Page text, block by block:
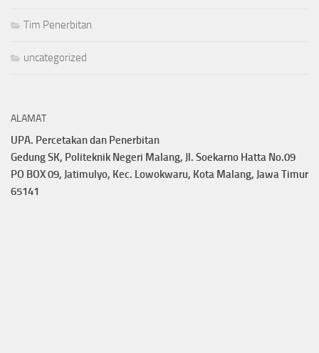
Tim Penerbitan
uncategorized
ALAMAT
UPA. Percetakan dan Penerbitan
Gedung SK, Politeknik Negeri Malang, Jl. Soekarno Hatta No.09
PO BOX 09, Jatimulyo, Kec. Lowokwaru, Kota Malang, Jawa Timur
65141